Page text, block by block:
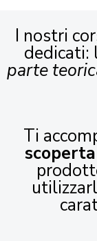
I nostri
dedicati:
parte
Ti
scoperta